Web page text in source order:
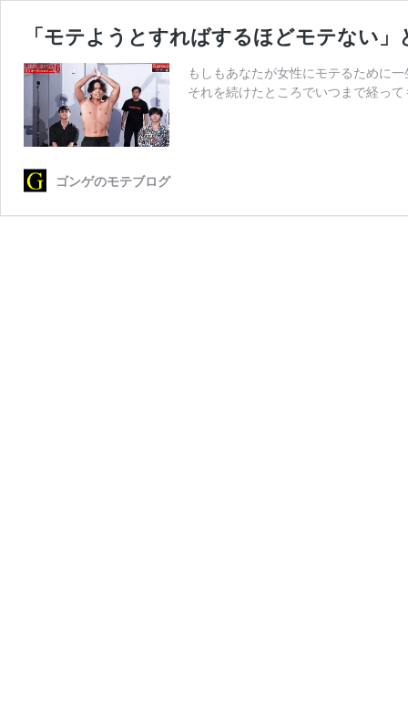
「モテようとすればするほどモテない
もしもあなたが女性にモテるために
それを続けたところでいつまで経っ
ゴンゲのモテブログ